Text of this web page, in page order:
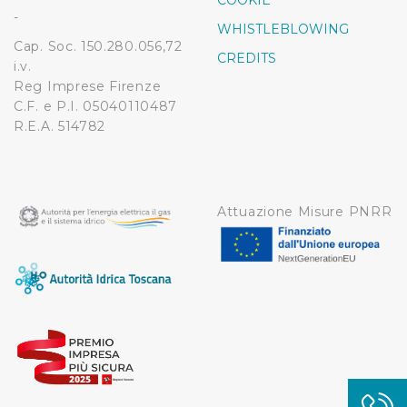
fruibile il sito web abilitandone funzionalità di base quali
la navigazione sulle pagine e l'accesso alle aree
traffico sul nostro sito web, per personalizzare
contenuti ed annunci e per fornire funzionalità dei social
media, condividendo informazioni sul modo in cui
l’Utente utilizza il nostro sito con i nostri partner. Tali
soggetti, che si occupano di analisi dei dati web,
informazioni ricevute con altre informazioni che l’Utente
ha fornito loro o che hanno raccolto dal suo utilizzo dei
loro servizi.
-
Cap. Soc. 150.280.056,72
i.v.
Reg Imprese Firenze
C.F. e P.I. 05040110487
R.E.A. 514782
WHISTLEBLOWING
CREDITS
Attuazione Misure PNRR